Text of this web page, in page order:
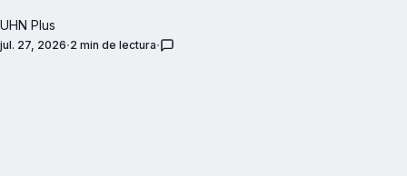
UHN Plus
jul. 27, 2026 2 min de lectura